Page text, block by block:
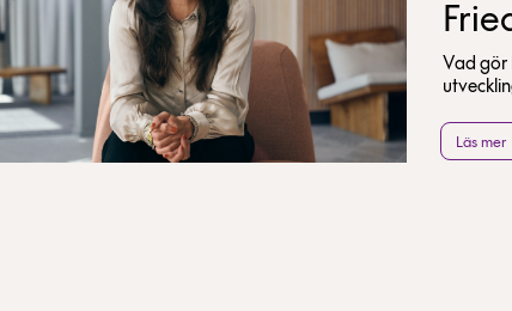
Vad gör
Läs mer